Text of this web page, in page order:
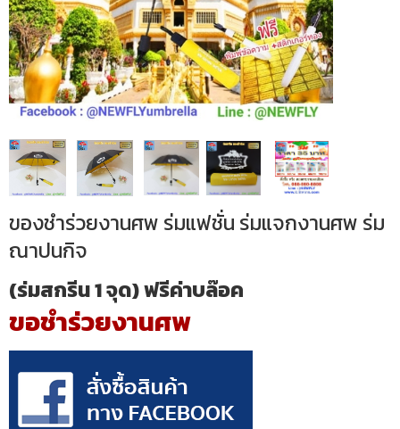
ของชำร่วยงานศพ ร่มแฟชั่น ร่มแจกงานศพ ร่ม
ณาปนกิจ
(ร่มสกรีน 1 จุด) ฟรีค่าบล๊อค
ขอชำร่วยงานศพ